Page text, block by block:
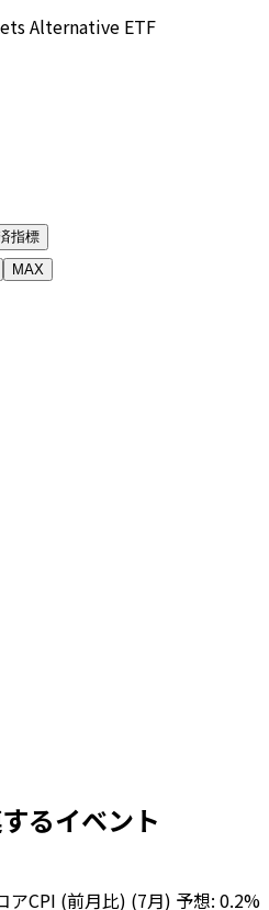
Alternative ETF
指標
MAX
るイベント
アCPI (前月比) (7月) 予想: 0.2%